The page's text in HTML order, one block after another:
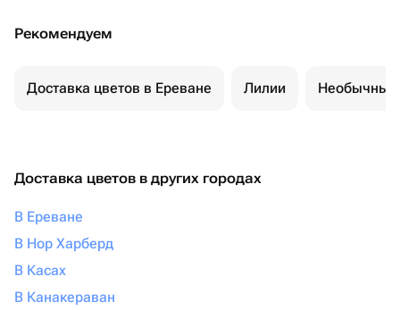
Рекомендуем
Доставка цветов в Ереване Лилии Необычные
Доставка цветов в других городах
В Ереване
В Нор Харберд
В Касах
В Канакераван